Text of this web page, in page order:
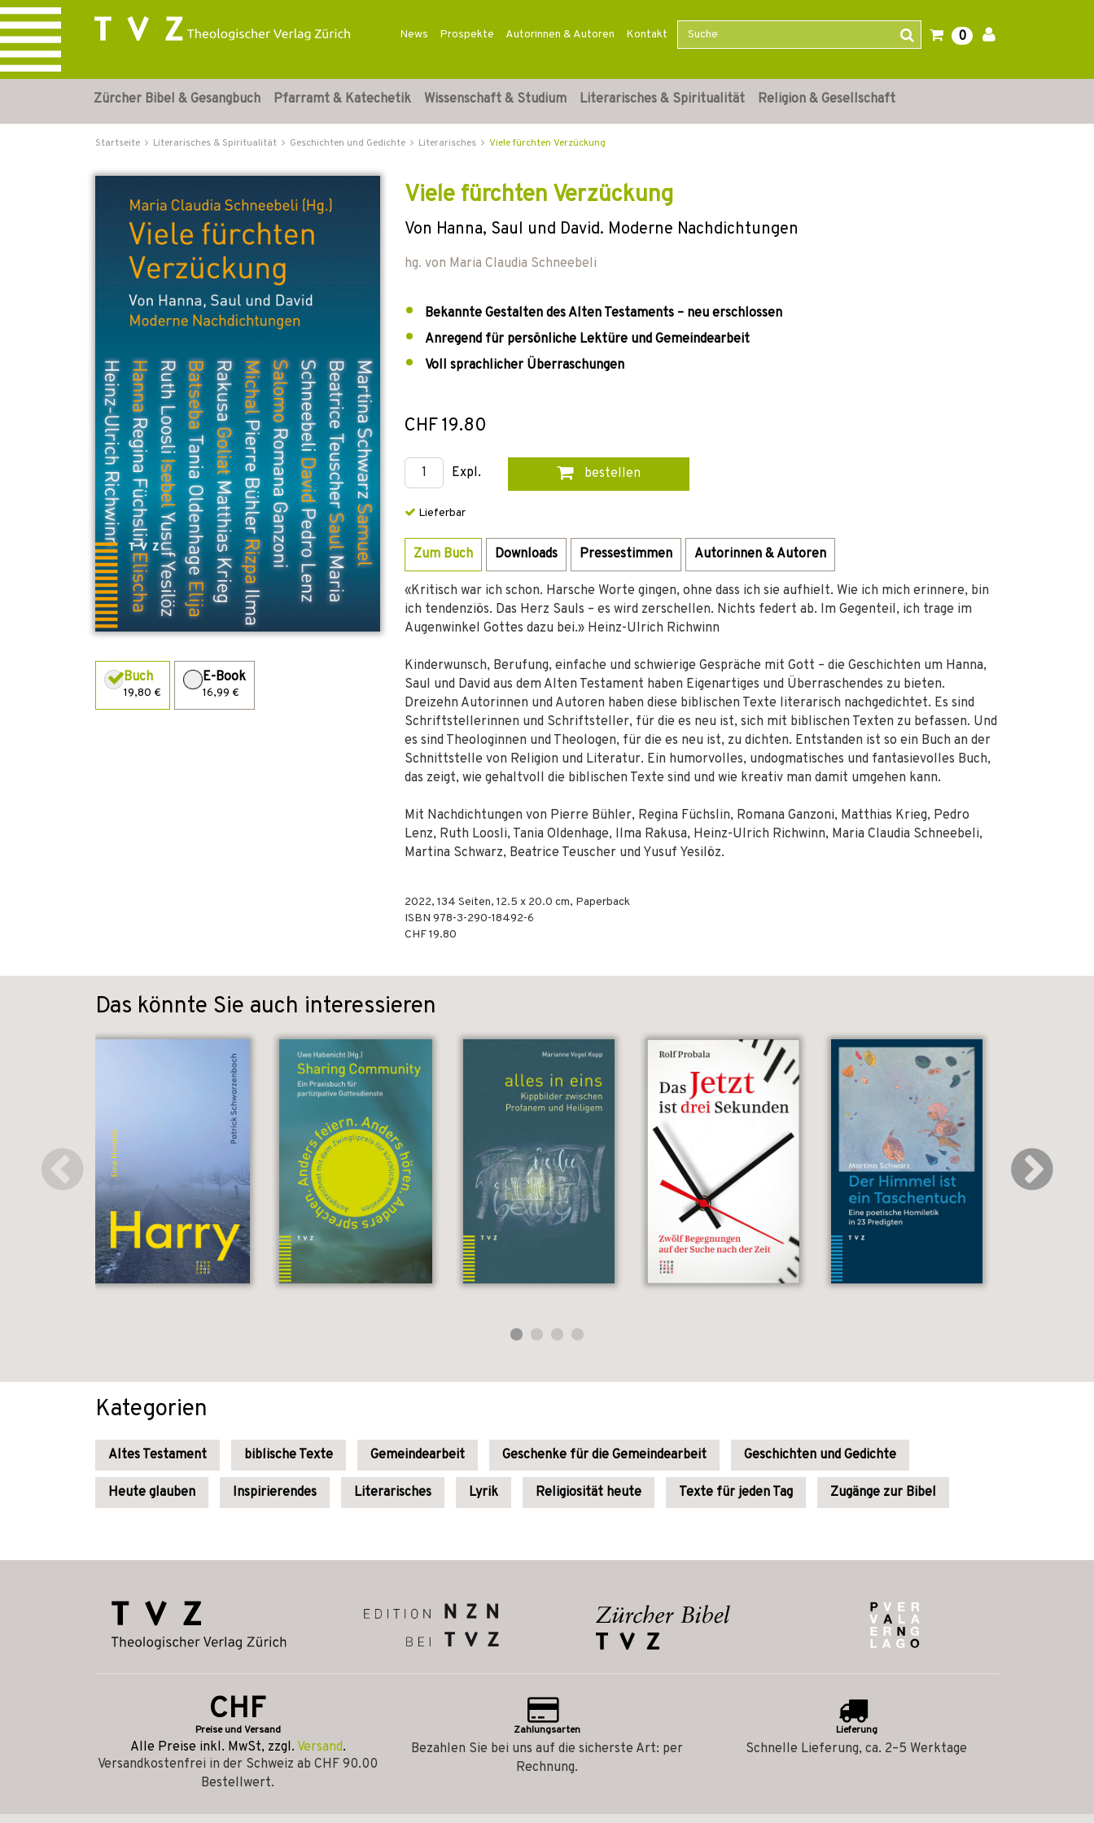
News Prospekte Autorinnen & Autoren Kontakt 0
Zürcher Bibel & Gesangbuch Pfarramt & Katechetik Wissenschaft & Studium Literarisches & Spiritualität Religion & Gesellschaft
Startseite Literarisches & Spiritualität Geschichten und Gedichte Literarisches Viele fürchten Verzückung
Buch
19,80 €
E-Book
16,99 €
Viele fürchten Verzückung
Von Hanna, Saul und David. Moderne Nachdichtungen
hg. von Maria Claudia Schneebeli
Bekannte Gestalten des Alten Testaments – neu erschlossen
Anregend für persönliche Lektüre und Gemeindearbeit
Voll sprachlicher Überraschungen
CHF 19.80
Expl. bestellen
Lieferbar
Zum Buch Downloads Pressestimmen Autorinnen & Autoren
«Kritisch war ich schon. Harsche Worte gingen, ohne dass ich sie aufhielt. Wie ich mich erinnere, bin
ich tendenziös. Das Herz Sauls – es wird zerschellen. Nichts federt ab. Im Gegenteil, ich trage im
Augenwinkel Gottes dazu bei.» Heinz-Ulrich Richwinn
Kinderwunsch, Berufung, einfache und schwierige Gespräche mit Gott – die Geschichten um Hanna,
Saul und David aus dem Alten Testament haben Eigenartiges und Überraschendes zu bieten.
Dreizehn Autorinnen und Autoren haben diese biblischen Texte literarisch nachgedichtet. Es sind
Schriftstellerinnen und Schriftsteller, für die es neu ist, sich mit biblischen Texten zu befassen. Und
es sind Theologinnen und Theologen, für die es neu ist, zu dichten. Entstanden ist so ein Buch an der
Schnittstelle von Religion und Literatur. Ein humorvolles, undogmatisches und fantasievolles Buch,
das zeigt, wie gehaltvoll die biblischen Texte sind und wie kreativ man damit umgehen kann.
Mit Nachdichtungen von Pierre Bühler, Regina Füchslin, Romana Ganzoni, Matthias Krieg, Pedro
Lenz, Ruth Loosli, Tania Oldenhage, Ilma Rakusa, Heinz-Ulrich Richwinn, Maria Claudia Schneebeli,
Martina Schwarz, Beatrice Teuscher und Yusuf Yesilöz.
2022, 134 Seiten, 12.5 x 20.0 cm, Paperback
ISBN 978-3-290-18492-6
CHF 19.80
Das könnte Sie auch interessieren
Kategorien
Altes Testament biblische Texte Gemeindearbeit Geschenke für die Gemeindearbeit Geschichten und Gedichte
Heute glauben Inspirierendes Literarisches Lyrik Religiosität heute Texte für jeden Tag Zugänge zur Bibel
CHF
Preise und Versand
Alle Preise inkl. MwSt, zzgl. Versand.
Versandkostenfrei in der Schweiz ab CHF 90.00
Bestellwert.
Zahlungsarten
Bezahlen Sie bei uns auf die sicherste Art: per
Rechnung.
Lieferung
Schnelle Lieferung, ca. 2–5 Werktage